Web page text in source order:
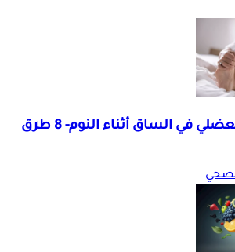
وداعًا للشد العضلي في الساق أثناء النوم- 8 طرق